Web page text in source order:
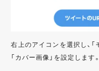
右上のアイコンを選択し、「
「カバー画像」を設定します。